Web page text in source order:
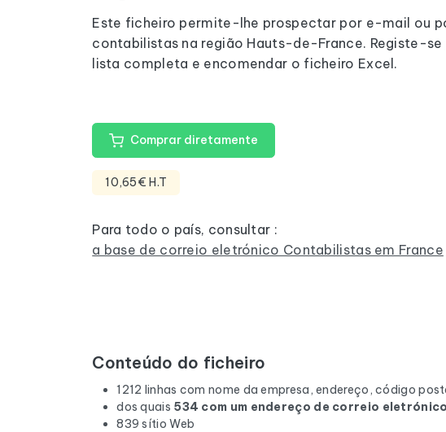
Este ficheiro permite-lhe prospectar por e-mail ou
contabilistas na região Hauts-de-France. Registe-se
lista completa e encomendar o ficheiro Excel.
Comprar diretamente
10,65€ H.T
Para todo o país, consultar :
a base de correio eletrónico Contabilistas em France
Conteúdo do ficheiro
1212 linhas com nome da empresa, endereço, código
dos quais 534 com um endereço de correio eletrónico
839 sítio Web